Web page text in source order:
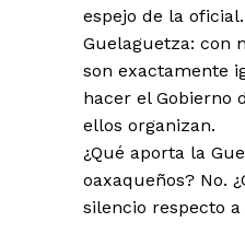
espejo de la
Guelaguetza: con
son exactamente
hacer el Gobierno
ellos organizan.
¿Qué aporta la
oaxaqueños? No.
silencio respecto a